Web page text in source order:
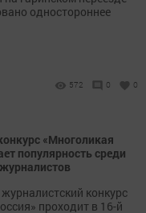
одностороннее
572 0 0
«Многоликая
популярность среди
конкурс
проходит в 16-й